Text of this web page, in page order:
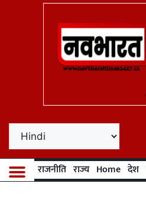
राजनीति राज्य Home देश